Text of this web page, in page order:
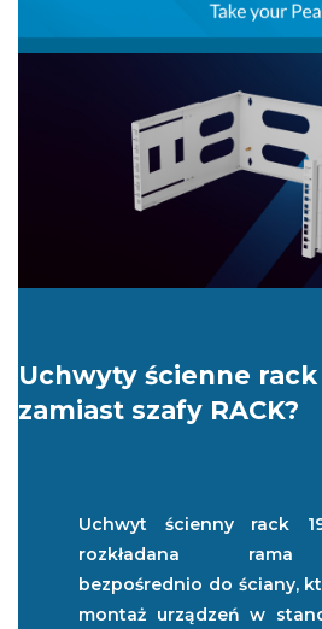
Uchwyty ścienne rack
zamiast szafy RACK?
Uchwyt ścienny rack
rozkładana rama
bezpośrednio do ściany,
montaż urządzeń w